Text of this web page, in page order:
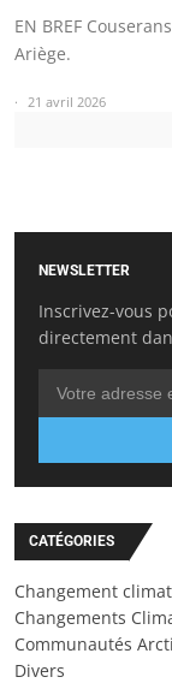
EN BREF
Ariège.
21 avril 2026
NEWSLETTER
Inscrivez-vous
directement
CATÉGORIES
Changement
Changements
Communautés
Divers